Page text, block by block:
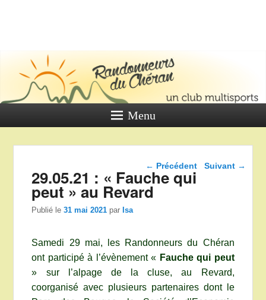
DU
Un club multi sports
Menu
Navigation dans les
← Précédent Suivant →
29.05.21 : « Fauche qui
peut » au Revard
Publié le31 mai 2021 parIsa
Samedi 29 mai, les Randonneurs du Chéran
ont participé à l’évènement « Fauche qui peut
» sur l’alpage de la cluse, au Revard,
coorganisé avec plusieurs partenaires dont le